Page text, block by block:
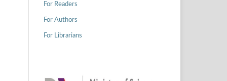
For Readers
For Authors
For Librarians